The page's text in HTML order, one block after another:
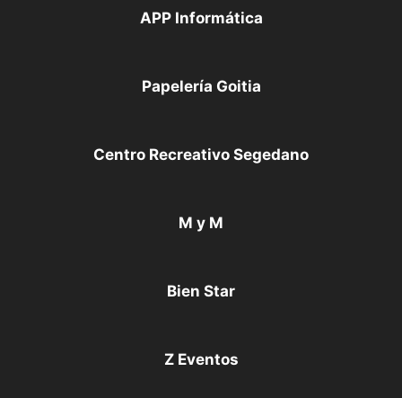
APP Informática
Papelería Goitia
Centro Recreativo Segedano
M y M
Bien Star
Z Eventos